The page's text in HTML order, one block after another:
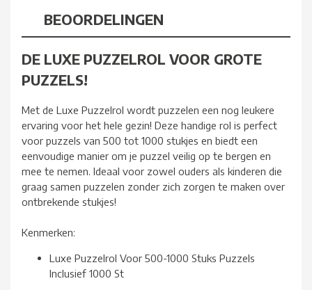
BEOORDELINGEN
DE LUXE PUZZELROL VOOR GROTE
PUZZELS!
Met de Luxe Puzzelrol wordt puzzelen een nog leukere
ervaring voor het hele gezin! Deze handige rol is perfect
voor puzzels van 500 tot 1000 stukjes en biedt een
eenvoudige manier om je puzzel veilig op te bergen en
mee te nemen. Ideaal voor zowel ouders als kinderen die
graag samen puzzelen zonder zich zorgen te maken over
ontbrekende stukjes!
Kenmerken:
Luxe Puzzelrol Voor 500-1000 Stuks Puzzels
Inclusief 1000 St